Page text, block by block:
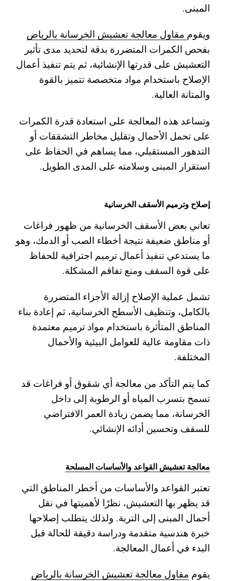
المبنى.
ويقوم مقاول معالجة تعشيش الخرسانة بالرياض
بفحص الكمرات المتضررة بدقة لتحديد مدى تأثير
التعشيش على قدرتها الإنشائية، ثم يتم تنفيذ أعمال
الإصلاح باستخدام مواد متخصصة تتميز بالقوة
والمتانة العالية.
وتساعد هذه المعالجة على استعادة قدرة الكمرات
على تحمل الأحمال وتقليل مخاطر التشققات أو
التدهور المستقبلي، مما يساهم في الحفاظ على
استقرار المبنى وسلامته على المدى الطويل.
إصلاح وترميم الأسقف الخرسانية
تعاني بعض الأسقف الخرسانية من ظهور فراغات
أو مناطق ضعيفة نتيجة أخطاء الصب أو الدمك، وهو
ما يستدعي تنفيذ أعمال ترميم احترافية للحفاظ
على قوة السقف ومنع تفاقم المشكلة.
تشمل عملية الإصلاح إزالة الأجزاء المتضررة
بالكامل، وتنظيف الأسطح الخرسانية، ثم إعادة بناء
المناطق المتأثرة باستخدام مواد ترميم معتمدة
ذات مقاومة عالية للعوامل البيئية والأحمال
المختلفة.
كما يتم التأكد من معالجة أي شقوق أو فراغات قد
تسمح بتسرب المياه أو الرطوبة إلى داخل
الخرسانة، مما يضمن زيادة العمر الافتراضي
للسقف وتحسين أدائه الإنشائي.
معالجة تعشيش القواعد والأساسات المسلحة
تعتبر القواعد والأساسات من أخطر المناطق التي
قد يظهر بها التعشيش، نظرًا لأهميتها في نقل
أحمال المبنى إلى التربة. ولذلك يتطلب إصلاحها
خبرة هندسية متقدمة ودراسة دقيقة للحالة قبل
البدء في أعمال المعالجة.
يقوم مقاول معالجة تعشيش الخرسانة بالرياض